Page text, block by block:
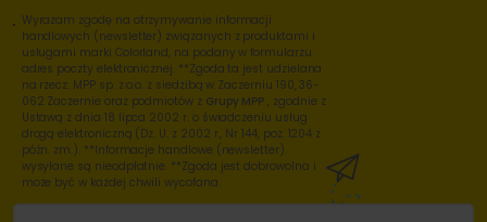
Wyrażam zgodę na otrzymywanie informacji
handlowych (newsletter) związanych z produktami i
usługami marki Colorland, na podany w formularzu
adres poczty elektronicznej. **Zgoda ta jest udzielana
na rzecz: MPP sp. z o.o. z siedzibą w Zaczerniu 190, 36-
062 Zaczernie oraz podmiotów z Grupy MPP , zgodnie z
Ustawą z dnia 18 lipca 2002 r. o świadczeniu usług
drogą elektroniczną (Dz. U. z 2002 r., Nr 144, poz. 1204 z
późn. zm.). **Informacje handlowe (newsletter)
wysyłane są nieodpłatnie. **Zgoda jest dobrowolna i
może być w każdej chwili wycofana.